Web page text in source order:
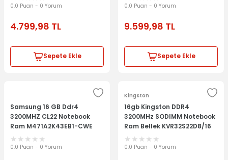
Memory Notebook Bellek
0.0 Puan - 0 Yorum
4.799,98 TL
Sepete Ekle
0.0 Puan - 0 Yorum
9.599,98 TL
Sepete Ekle
Samsung 16 GB Ddr4
3200MHZ CL22 Notebook
Ram M471A2K43EB1-CWE
Ram
0.0 Puan - 0 Yorum
Kingston
16gb Kingston DDR4
3200MHz SODIMM Notebook
Ram Bellek KVR32S22D8/16
Ram Laptop Memory
Notebook Bellek
0.0 Puan - 0 Yorum